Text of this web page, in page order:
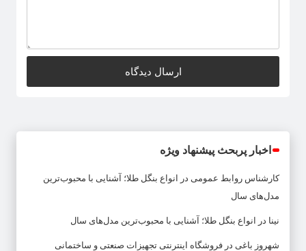
اخبار پربحث پیشنهاد ویژه
کارشناس روابط عمومی در
انواع بنگل طلا؛ آشنایی با محبوب‌ترین
مدل‌های سال
نینا در انواع بنگل طلا؛ آشنایی با محبوب‌ترین مدل‌های سال
شهروز باغی در فروشگاه اینترنتی تجهیزات صنعتی و ساختمانی